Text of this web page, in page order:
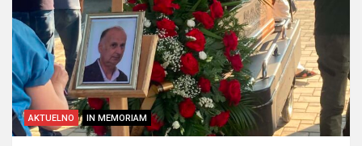
AKTUELNO IN MEMORIAM